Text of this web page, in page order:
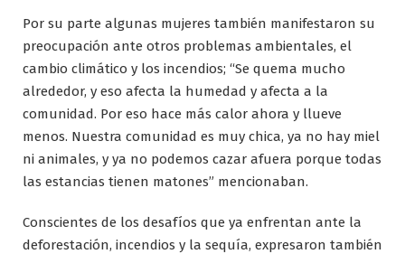
Por su parte algunas mujeres también manifestaron su
preocupación ante otros problemas ambientales, el
cambio climático y los incendios; “Se quema mucho
alrededor, y eso afecta la humedad y afecta a la
comunidad. Por eso hace más calor ahora y llueve
menos. Nuestra comunidad es muy chica, ya no hay miel
ni animales, y ya no podemos cazar afuera porque todas
las estancias tienen matones” mencionaban.
Conscientes de los desafíos que ya enfrentan ante la
deforestación, incendios y la sequía, expresaron también